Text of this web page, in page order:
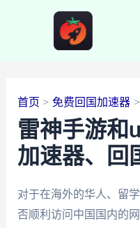
首页 免费回国加速器
雷神手游和
加速器、回
对于在海外的华人、留
否顺利访问中国国内的